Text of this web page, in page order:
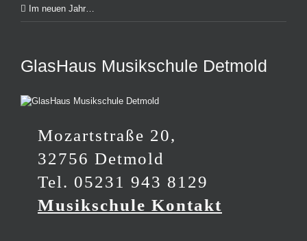
Im neuen Jahr…
GlasHaus Musikschule Detmold
Mozartstraße 20,
32756 Detmold
Tel. 05231 943 8129
Musikschule Kontakt